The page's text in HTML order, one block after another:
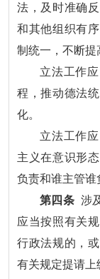
法，及时准确
和其他组织有
制统一，不断提
立法工作
程，推动德法
化。
立法工作
主义在意识形
负责和谁主管谁
第四条 涉
应当按照有关
行政法规的，
有关规定提请上